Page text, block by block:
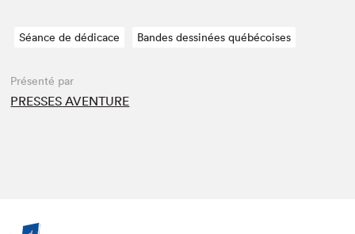
Séance de dédicace Bandes dessinées québécoises
Présenté par
PRESSES AVENTURE